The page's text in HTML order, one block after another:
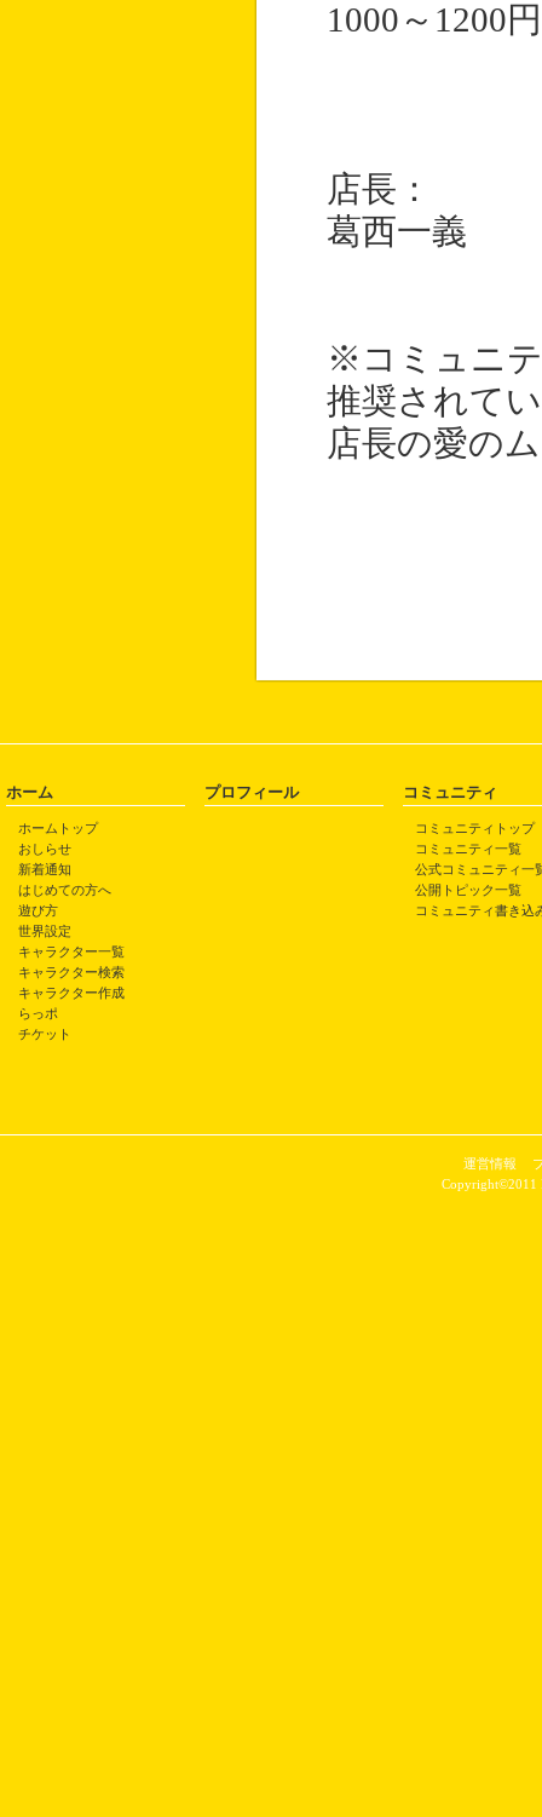
1000～1200円
店長：
葛西一義
※コミュニ
推奨されて
店長の愛の
ホーム
ホームトップ
おしらせ
新着通知
はじめての方へ
遊び方
世界設定
キャラクター一覧
キャラクター検索
キャラクター作成
らっポ
チケット
プロフィール コミュニティ
コミュニティトップ
コミュニティ一覧
公式コミュニティ一
公開トピック一覧
コミュニティ書き込
運営情報
Copyright©2011